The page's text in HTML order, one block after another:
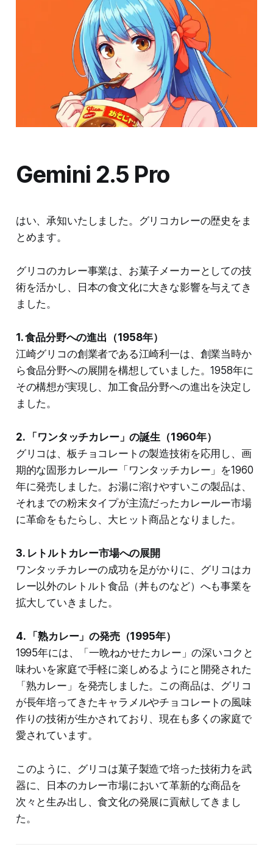
Gemini 2.5 Pro
はい、承知いたしました。グリコカレーの歴史をま
とめます。
グリコのカレー事業は、お菓子メーカーとしての技
術を活かし、日本の食文化に大きな影響を与えてき
ました。
1. 食品分野への進出（1958年）
江崎グリコの創業者である江崎利一は、創業当時か
ら食品分野への展開を構想していました。1958年に
その構想が実現し、加工食品分野への進出を決定し
ました。
2. 「ワンタッチカレー」の誕生（1960年）
グリコは、板チョコレートの製造技術を応用し、画
期的な固形カレールー「ワンタッチカレー」を1960
年に発売しました。お湯に溶けやすいこの製品は、
それまでの粉末タイプが主流だったカレールー市場
に革命をもたらし、大ヒット商品となりました。
3. レトルトカレー市場への展開
ワンタッチカレーの成功を足がかりに、グリコはカ
レー以外のレトルト食品（丼ものなど）へも事業を
拡大していきました。
4. 「熟カレー」の発売（1995年）
1995年には、「一晩ねかせたカレー」の深いコクと
味わいを家庭で手軽に楽しめるようにと開発された
「熟カレー」を発売しました。この商品は、グリコ
が長年培ってきたキャラメルやチョコレートの風味
作りの技術が生かされており、現在も多くの家庭で
愛されています。
このように、グリコは菓子製造で培った技術力を武
器に、日本のカレー市場において革新的な商品を
次々と生み出し、食文化の発展に貢献してきまし
た。